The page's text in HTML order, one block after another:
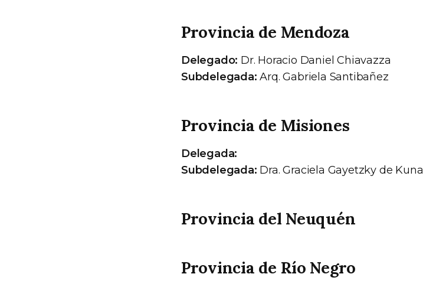
Provincia de Mendoza
Delegado: Dr. Horacio Daniel Chiavazza
Subdelegada: Arq. Gabriela Santibañez
Provincia de Misiones
Delegada:
Subdelegada: Dra. Graciela Gayetzky de Kuna
Provincia del Neuquén
Provincia de Río Negro